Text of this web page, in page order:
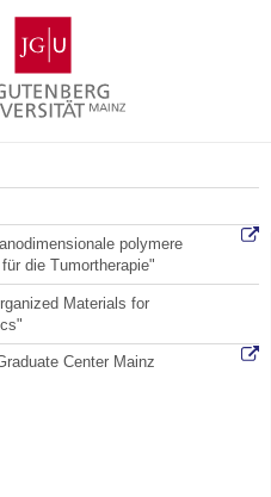
polymere
die Tumortherapie"
Materials for
Center Mainz